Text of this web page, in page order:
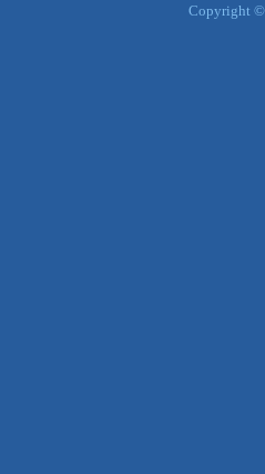
Copyright ©